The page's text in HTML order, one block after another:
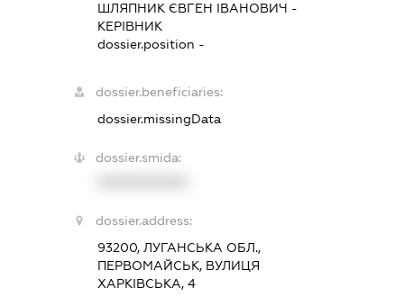
ШЛЯПНИК ЄВГЕН ІВАНОВИЧ -
КЕРІВНИК
dossier.position -
dossier.beneficiaries:
dossier.missingData
dossier.smida:
dossier.address:
93200, ЛУГАНСЬКА ОБЛ.,
ПЕРВОМАЙСЬК, ВУЛИЦЯ
ХАРКІВСЬКА, 4